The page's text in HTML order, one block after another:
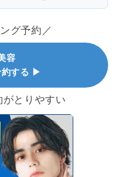
グ予約／
容
約する ▶
がとりやすい